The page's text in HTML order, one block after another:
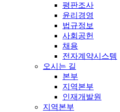
평판조사
윤리경영
법규정보
사회공헌
채용
전자계약시스템
오시는 길
본부
지역본부
인재개발원
지역본부